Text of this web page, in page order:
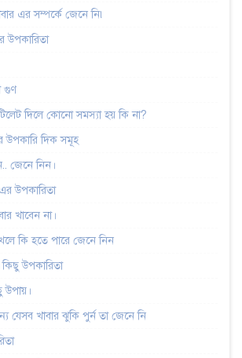
এর সম্পর্কে জেনে নি৷
উপকারিতা
গুণ
দিলে কোনো সমস্যা হয় কি না?
উপকারি দিক সমূহ
জেনে নিন।
উপকারিতা
খাবেন না।
কি হতে পারে জেনে নিন
উপকারিতা
উপায়।
যেসব খাবার ঝুকি পুর্ন তা জেনে নি